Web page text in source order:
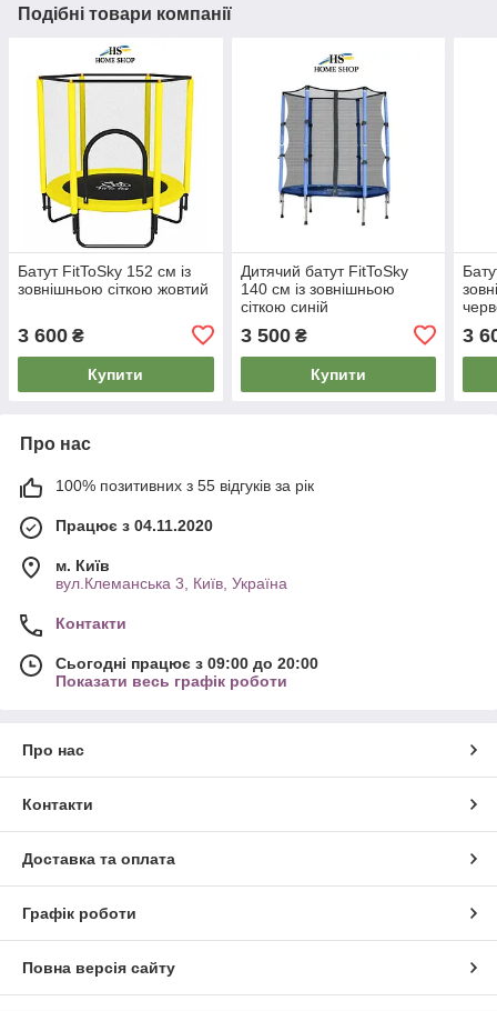
Подібні товари компанії
Батут FitToSky 152 см із
зовнішньою сіткою жовтий
3 600 ₴
Купити
Дитячий батут FitToSky
140 см із зовнішньою
сіткою синій
3 500₴
Купити
3
Про нас
100% позитивних з 55 відгуків за рік
Працює з 04.11.2020
м. Київ
вул.Клеманська 3, Київ, Україна
Контакти
Сьогодні працює з 09:00 до 20:00
Показати весь графік роботи
Про нас
Контакти
Доставка та оплата
Графік роботи
Повна версія сайту